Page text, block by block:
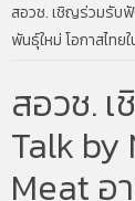
สอวช. เชิญร่วมรับ
พันธุ์ใหม่ โอกาสไทย
สอวช.
Talk by
Meat อ